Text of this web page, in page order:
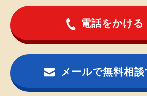
電話をかける
メールで無料相